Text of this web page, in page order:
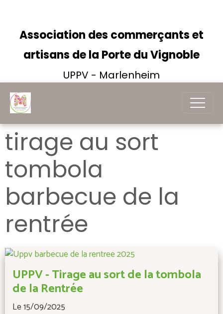
Association des commerçants et
artisans de la Porte du Vignoble
UPPV - Marlenheim
tirage au sort
tombola
barbecue de la
rentrée
UPPV - Tirage au sort de la tombola
de la Rentrée
Le 15/09/2025